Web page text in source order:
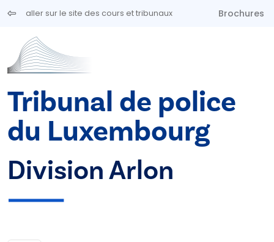
Aller au contenu principal
aller sur le site des cours et tribunaux Brochures
Tribunal de police
du Luxembourg
Division Arlon